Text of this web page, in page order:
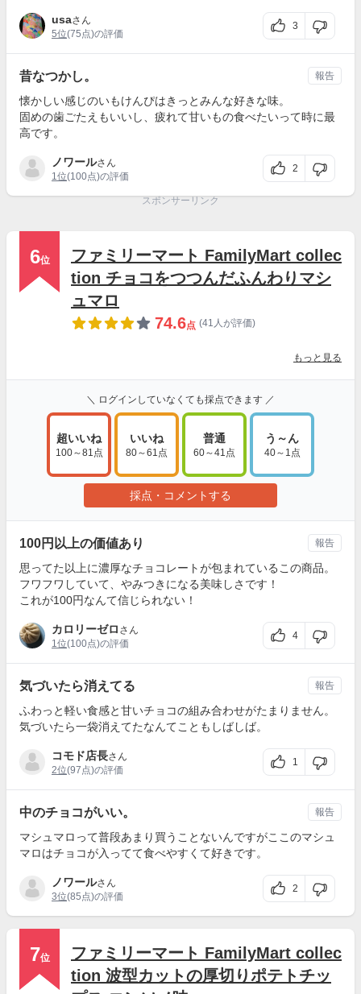
usaさん
5位(75点)の評価
3
昔なつかし。
懐かしい感じのいもけんぴはきっとみんな好きな味。
固めの歯ごたえもいいし、疲れて甘いもの食べたいって時に最
高です。
ノワールさん
1位(100点)の評価
2
報告
スポンサーリンク
6位
ファミリーマート FamilyMart collec
tion チョコをつつんだふんわりマシ
ュマロ
74.6点 (41人が評価)
もっと見る
＼ ログインしていなくても採点できます ／
超いいね
100～81点
いいね
80～61点
普通
60～41点
う～ん
40～1点
採点・コメントする
100円以上の価値あり
思ってた以上に濃厚なチョコレートが包まれているこの商品。
フワフワしていて、やみつきになる美味しさです！
これが100円なんて信じられない！
カロリーゼロ さん
1位(100点)の評価
4
報告
気づいたら消えてる
ふわっと軽い食感と甘いチョコの組み合わせがたまりません。
気づいたら一袋消えてたなんてこともしばしば。
コモド店長さん
2位(97点)の評価
1
報告
中のチョコがいい。
マシュマロって普段あまり買うことないんですがここのマシュ
マロはチョコが入ってて食べやすくて好きです。
ノワールさん
3位(85点)の評価
2
報告
7位
ファミリーマート FamilyMart collec
tion 波型カットの厚切りポテトチッ